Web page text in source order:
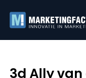
3d Ally